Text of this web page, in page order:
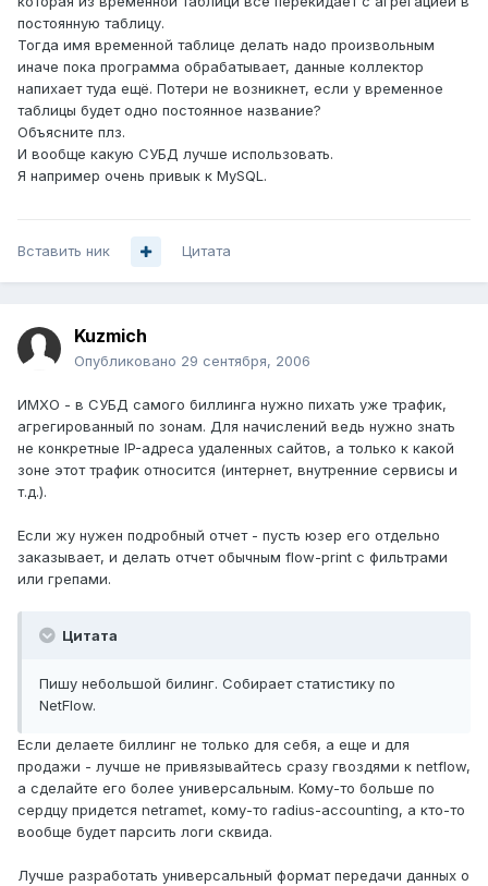
постоянную таблицу.
Тогда имя временной таблице делать надо произвольным
иначе пока программа обрабатывает, данные коллектор
напихает туда ещё. Потери не возникнет, если у временное
таблицы будет одно постоянное название?
Объясните плз.
И вообще какую СУБД лучше использовать.
Я например очень привык к MySQL.
Вставить ник Цитата
Kuzmich
Опубликовано 29 сентября, 2006
ИМХО - в СУБД самого биллинга нужно пихать уже трафик,
агрегированный по зонам. Для начислений ведь нужно знать
не конкретные IP-адреса удаленных сайтов, а только к какой
зоне этот трафик относится (интернет, внутренние сервисы и
т.д.).
Если жу нужен подробный отчет - пусть юзер его отдельно
заказывает, и делать отчет обычным flow-print с фильтрами
или грепами.
Цитата
Пишу небольшой билинг. Собирает статистику по
NetFlow.
Если делаете биллинг не только для себя, а еще и для
продажи - лучше не привязывайтесь сразу гвоздями к netflow,
а сделайте его более универсальным. Кому-то больше по
сердцу придется netramet, кому-то radius-accounting, а кто-то
вообще будет парсить логи сквида.
Лучше разработать универсальный формат передачи данных о